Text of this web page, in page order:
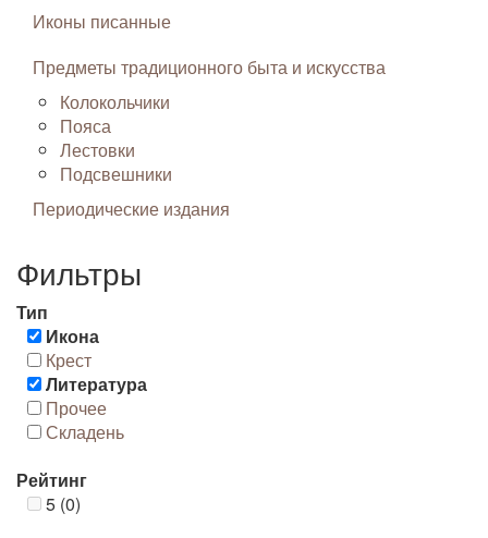
Иконы писанные
Предметы традиционного быта и искусства
Колокольчики
Пояса
Лестовки
Подсвешники
Периодические издания
Фильтры
Тип
Икона
Крест
Литература
Прочее
Складень
Рейтинг
5 (0)